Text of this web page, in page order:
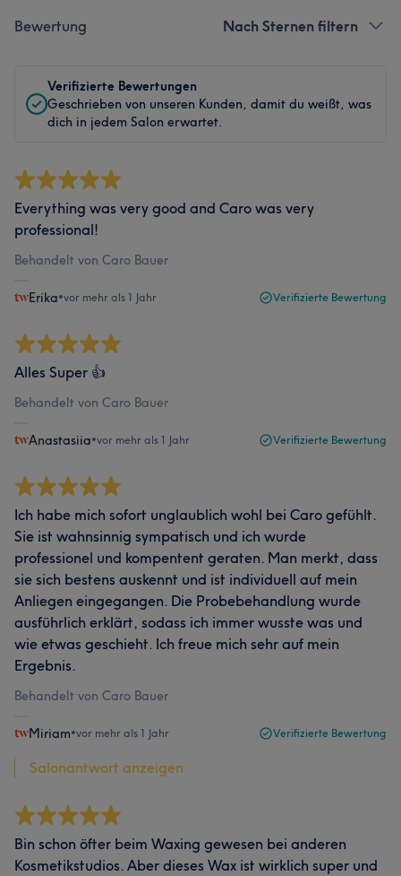
Bewertung Nach Sternen filtern
Verifizierte Bewertungen
Geschrieben von unseren Kunden, damit du weißt, was
dich in jedem Salon erwartet.
Everything was very good and Caro was very
professional!
Behandelt von Caro Bauer
Erika•vor mehr als 1 Jahr Verifizierte Bewertung
Alles Super 👍
Behandelt von Caro Bauer
Anastasiia•vor mehr als 1 Jahr Verifizierte Bewertung
Ich habe mich sofort unglaublich wohl bei Caro gefühlt.
Sie ist wahnsinnig sympatisch und ich wurde
professionel und kompentent geraten. Man merkt, dass
sie sich bestens auskennt und ist individuell auf mein
Anliegen eingegangen. Die Probebehandlung wurde
ausführlich erklärt, sodass ich immer wusste was und
wie etwas geschieht. Ich freue mich sehr auf mein
Ergebnis.
Behandelt von Caro Bauer
Miriam•vor mehr als 1 Jahr Verifizierte Bewertung
Salonantwort anzeigen
Bin schon öfter beim Waxing gewesen bei anderen
Kosmetikstudios. Aber dieses Wax ist wirklich super und